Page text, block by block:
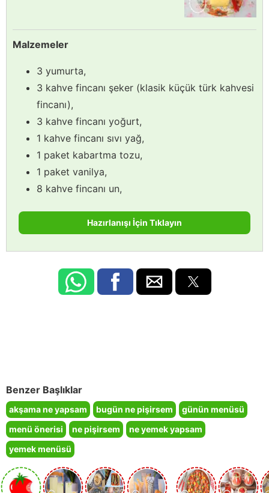
Malzemeler
3 yumurta,
3 kahve fincanı şeker (klasik küçük türk kahvesi
fincanı),
3 kahve fincanı yoğurt,
1 kahve fincanı sıvı yağ,
1 paket kabartma tozu,
1 paket vanilya,
8 kahve fincanı un,
Hazırlanışı İçin Tıklayın
Benzer Başlıklar
akşama ne yapsam bugün ne pişirsem
günün menüsü
menü önerisi
ne pişirsem
ne yemek yapsam
yemek menüsü